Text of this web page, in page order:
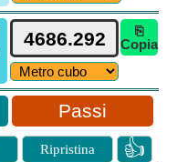
⎘
Copia
Passi
Ripristina 👍